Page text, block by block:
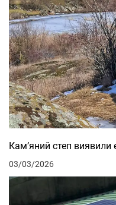
Кам’яний степ виявили
03/03/2026